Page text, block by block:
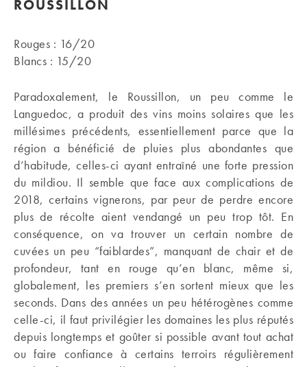
ROUSSILLON
Rouges : 16/20
Blancs : 15/20
Paradoxalement, le Roussillon, un peu comme le
Languedoc, a produit des vins moins solaires que les
millésimes précédents, essentiellement parce que la
région a bénéficié de pluies plus abondantes que
d’habitude, celles-ci ayant entraîné une forte pression
du mildiou. Il semble que face aux complications de
2018, certains vignerons, par peur de perdre encore
plus de récolte aient vendangé un peu trop tôt. En
conséquence, on va trouver un certain nombre de
cuvées un peu “faiblardes”, manquant de chair et de
profondeur, tant en rouge qu’en blanc, même si,
globalement, les premiers s’en sortent mieux que les
seconds. Dans des années un peu hétérogènes comme
celle-ci, il faut privilégier les domaines les plus réputés
depuis longtemps et goûter si possible avant tout achat
ou faire confiance à certains terroirs régulièrement